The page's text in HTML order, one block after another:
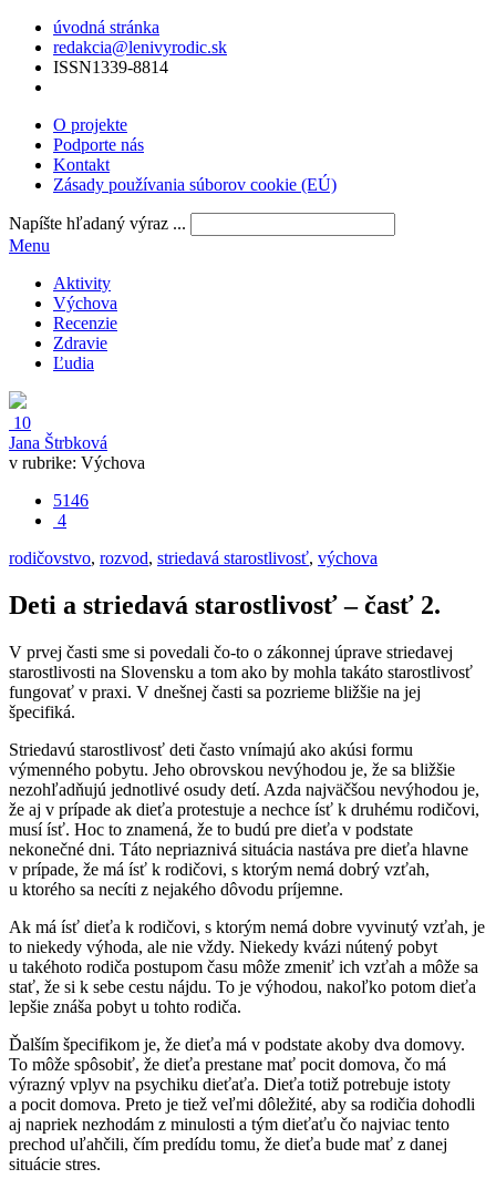
úvodná stránka
redakcia@lenivyrodic.sk
ISSN1339-8814
O projekte
Podporte nás
Kontakt
Zásady používania súborov cookie (EÚ)
Napíšte hľadaný výraz ...
Menu
Aktivity
Výchova
Recenzie
Zdravie
Ľudia
10
Jana Štrbková
v rubrike: Výchova
5146
4
rodičovstvo, rozvod, striedavá starostlivosť, výchova
Deti a striedavá starostlivosť – časť 2.
V prvej časti sme si povedali čo-to o zákonnej úprave striedavej
starostlivosti na Slovensku a tom ako by mohla takáto starostlivosť
fungovať v praxi. V dnešnej časti sa pozrieme bližšie na jej
špecifiká.
Striedavú starostlivosť deti často vnímajú ako akúsi formu
výmenného pobytu. Jeho obrovskou nevýhodou je, že sa bližšie
nezohľadňujú jednotlivé osudy detí. Azda najväčšou nevýhodou je,
že aj v prípade ak dieťa protestuje a nechce ísť k druhému rodičovi,
musí ísť. Hoc to znamená, že to budú pre dieťa v podstate
nekonečné dni. Táto nepriaznivá situácia nastáva pre dieťa hlavne
v prípade, že má ísť k rodičovi, s ktorým nemá dobrý vzťah,
u ktorého sa necíti z nejakého dôvodu príjemne.
Ak má ísť dieťa k rodičovi, s ktorým nemá dobre vyvinutý vzťah, je
to niekedy výhoda, ale nie vždy. Niekedy kvázi nútený pobyt
u takéhoto rodiča postupom času môže zmeniť ich vzťah a môže sa
stať, že si k sebe cestu nájdu. To je výhodou, nakoľko potom dieťa
lepšie znáša pobyt u tohto rodiča.
Ďalším špecifikom je, že dieťa má v podstate akoby dva domovy.
To môže spôsobiť, že dieťa prestane mať pocit domova, čo má
výrazný vplyv na psychiku dieťaťa. Dieťa totiž potrebuje istoty
a pocit domova. Preto je tiež veľmi dôležité, aby sa rodičia dohodli
aj napriek nezhodám z minulosti a tým dieťaťu čo najviac tento
prechod uľahčili, čím predídu tomu, že dieťa bude mať z danej
situácie stres.